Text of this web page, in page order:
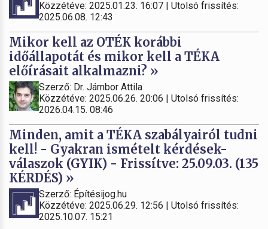
Közzétéve: 2025.01.23. 16:07 | Utolsó frissítés:
2025.06.08. 12:43
Mikor kell az OTÉK korábbi
időállapotát és mikor kell a TÉKA
előírásait alkalmazni? »
Szerző: Dr. Jámbor Attila
Közzétéve: 2025.06.26. 20:06 | Utolsó frissítés:
2026.04.15. 08:46
Minden, amit a TÉKA szabályairól tudni
kell! - Gyakran ismételt kérdések-
válaszok (GYIK) - Frissítve: 25.09.03. (135
KÉRDÉS) »
Szerző: Építésijog.hu
Közzétéve: 2025.06.29. 12:56 | Utolsó frissítés:
2025.10.07. 15:21